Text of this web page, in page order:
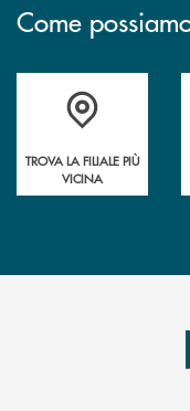
Come
Accedi all' elenco
TROVA LA FILIALE PIÙ
VICINA